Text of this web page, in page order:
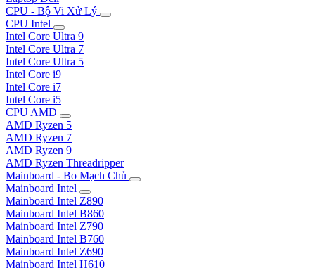
CPU - Bộ Vi Xử Lý
CPU Intel
Intel Core Ultra 9
Intel Core Ultra 7
Intel Core Ultra 5
Intel Core i9
Intel Core i7
Intel Core i5
CPU AMD
AMD Ryzen 5
AMD Ryzen 7
AMD Ryzen 9
AMD Ryzen Threadripper
Mainboard - Bo Mạch Chủ
Mainboard Intel
Mainboard Intel Z890
Mainboard Intel B860
Mainboard Intel Z790
Mainboard Intel B760
Mainboard Intel Z690
Mainboard Intel H610